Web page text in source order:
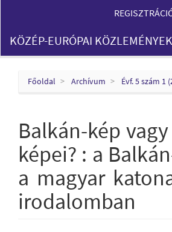
Content
Sidebar
KÖZÉP-EURÓPAI KÖZLEMÉNYEK
Főoldal Archívum Évf. 5 szám 1
Balkán-kép
képei? : a
a magyar
irodalomban